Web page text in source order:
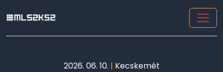
2026. 06. 10. | Kecskemét